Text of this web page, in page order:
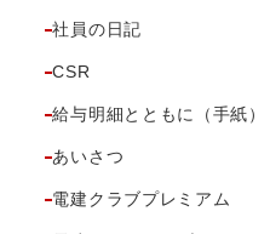
社員の日記
CSR
給与明細とともに（手紙）
あいさつ
電建クラブプレミアム